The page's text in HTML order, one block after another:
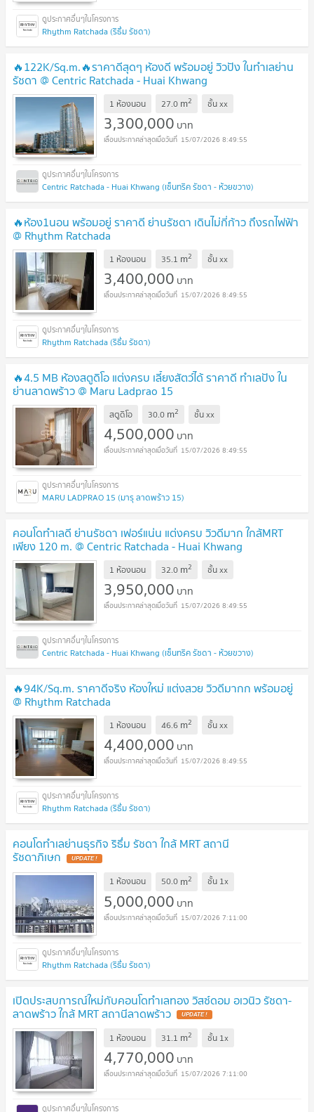
Rhythm Ratchada (ริธึ่ม รัชดา)
🔥122K/Sq.m.🔥ราคาดีสุดๆ ห้องดี พร้อมอยู่ วิวปัง ในทำเลย่าน
รัชดา @ Centric Ratchada - Huai Khwang
1 ห้องนอน 27.0 m2 ชั้นxx
3,300,000 บาท
15/07/2026 8:49:55
Centric Ratchada - Huai Khwang (เซ็นทริค รัชดา - ห้วยขวาง)
🔥ห้อง1นอน พร้อมอยู่ ราคาดี ย่านรัชดา เดินไม่กี่ก้าว ถึงรถไฟฟ้า
@ Rhythm Ratchada
1 ห้องนอน 35.1 m2 ชั้นxx
3,400,000 บาท
15/07/2026 8:49:55
Rhythm Ratchada (ริธึ่ม รัชดา)
🔥4.5 MB ห้องสตูดิโอ แต่งครบ เลี้ยงสัตว์ได้ ราคาดี ทำเลปัง ใน
ย่านลาดพร้าว @ Maru Ladprao 15
สตูดิโอ 30.0 m2 ชั้นxx
4,500,000 บาท
15/07/2026 8:49:55
MARU LADPRAO 15 (มารุ ลาดพร้าว 15)
คอนโดทำเลดี ย่านรัชดา เฟอร์แน่น แต่งครบ วิวดีมาก ใกล้MRT
เพียง 120 m. @ Centric Ratchada - Huai Khwang
1 ห้องนอน 32.0 m2 ชั้นxx
3,950,000 บาท
15/07/2026 8:49:55
Centric Ratchada - Huai Khwang (เซ็นทริค รัชดา - ห้วยขวาง)
🔥94K/Sq.m. ราคาดีจริง ห้องใหม่ แต่งสวย วิวดีมากก พร้อมอยู่
@ Rhythm Ratchada
1 ห้องนอน 46.6 m2 ชั้นxx
4,400,000 บาท
15/07/2026 8:49:55
Rhythm Ratchada (ริธึ่ม รัชดา)
คอนโดทำเลย่านธุรกิจ ริธึ่ม รัชดา ใกล้ MRT สถานี
รัชดาภิเษก UPDATE !
1 ห้องนอน 50.0 m2 ชั้น 1x
5,000,000 บาท
15/07/2026 7:11:00
Rhythm Ratchada (ริธึ่ม รัชดา)
เปิดประสบการณ์ใหม่กับคอนโดทำเลทอง วิสซ์ดอม อเวนิว รัชดา-
ลาดพร้าว ใกล้ MRT สถานีลาดพร้าว UPDATE !
1 ห้องนอน 31.1 m2 ชั้น 1x
4,770,000 บาท
15/07/2026 7:11:00